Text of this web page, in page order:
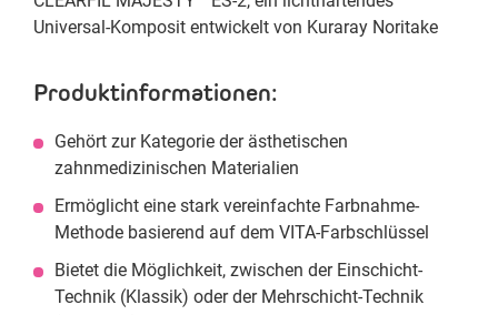
Universal-Komposit entwickelt von Kuraray Noritake
Produktinformationen:
Gehört zur Kategorie der ästhetischen
zahnmedizinischen Materialien
Ermöglicht eine stark vereinfachte Farbnahme-
Methode basierend auf dem VITA-Farbschlüssel
Bietet die Möglichkeit, zwischen der Einschicht-
Technik (Klassik) oder der Mehrschicht-Technik